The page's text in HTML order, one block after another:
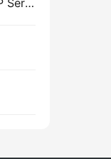
AI 接管 OpenSearch 运维——OpenSearch MCP Server